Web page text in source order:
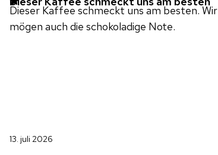
Dieser Kaffee schmeckt uns am besten. Wir
mögen auch die schokoladige Note.
13. juli 2026